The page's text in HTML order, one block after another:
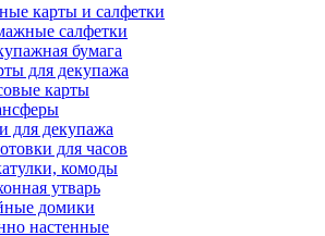
карты и салфетки
салфетки
бумага
для декупажа
карты
для декупажа
для часов
комоды
утварь
домики
настенные